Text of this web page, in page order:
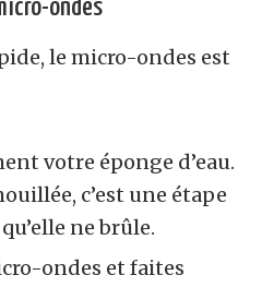
ondes
le micro-ondes est
votre éponge d’eau.
c’est une étape
ne brûle.
ondes et faites